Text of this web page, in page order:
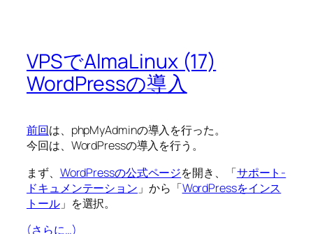
VPSでAlmaLinux (17)
WordPressの導入
前回は、phpMyAdminの導入を行った。
今回は、WordPressの導入を行う。
まず、 WordPressの公式ページを開き、「サポート-
ドキュメンテーション 」から「WordPressをインス
トール」を選択。
(さらに…)